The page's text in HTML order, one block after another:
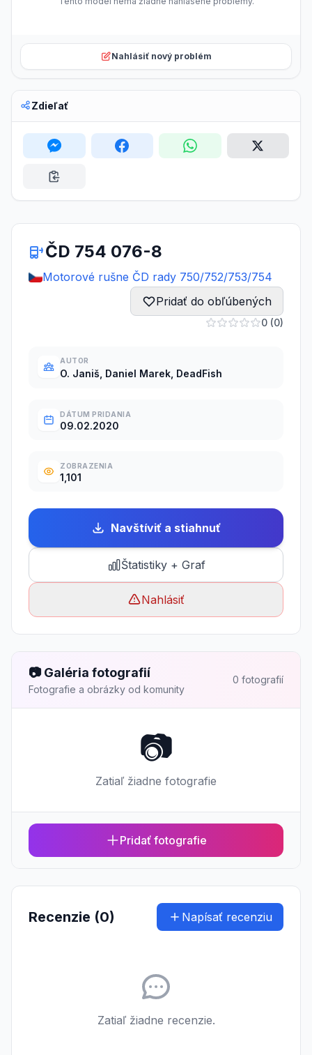
Nahlásiť nový problém
Zdieľať
ČD 754 076-8
Motorové rušne ČD rady 750/752/753/754
Pridať do obľúbených
0 (0)
AUTOR
O. Janiš, Daniel Marek, DeadFish
DÁTUM PRIDANIA
09.02.2020
ZOBRAZENIA
1,101
Navštíviť a stiahnuť
Štatistiky + Graf
Nahlásiť
📷 Galéria fotografií
Fotografie a obrázky od komunity
0 fotografií
📷
Zatiaľ žiadne fotografie
Pridať fotografie
Recenzie (0) Napísať recenziu
Zatiaľ žiadne recenzie.